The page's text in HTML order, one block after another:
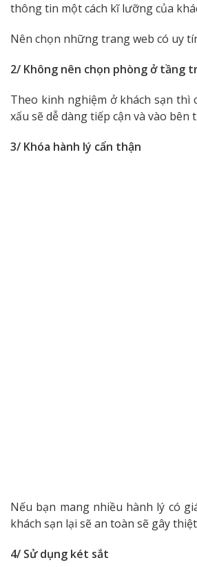
thông tin một cách kĩ lưỡng của
Nên chọn những trang web có uy
2/ Không nên chọn phòng ở tầng
Theo kinh nghiệm ở khách sạn
xấu sẽ dễ dàng tiếp cận và vào bên
3/ Khóa hành lý cẩn thận
Nếu bạn mang nhiều hành lý có
khách sạn lại sẽ an toàn sẽ gây
4/ Sử dụng két sắt